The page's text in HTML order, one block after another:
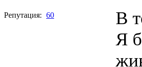
Репутация: 60
В
Я